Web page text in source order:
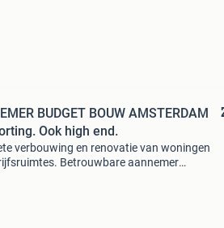
BUDGET BOUW AMSTERDAM
Ook high end.
verbouwing en renovatie van woningen
Betrouwbare aannemer